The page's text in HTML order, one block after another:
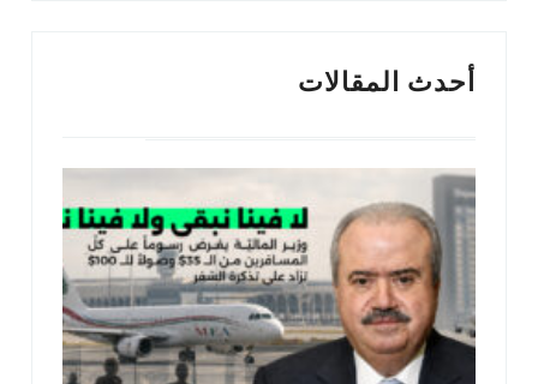
أحدث المقالات